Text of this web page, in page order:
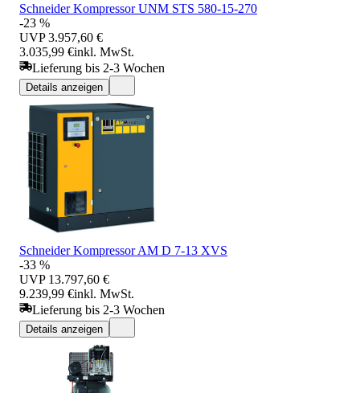
Schneider Kompressor UNM STS 580-15-270
-23 %
UVP 3.957,60 €
3.035,99 €inkl. MwSt.
Lieferung bis 2-3 Wochen
Details anzeigen
Schneider Kompressor AM D 7-13 XVS
-33 %
UVP 13.797,60 €
9.239,99 €inkl. MwSt.
Lieferung bis 2-3 Wochen
Details anzeigen